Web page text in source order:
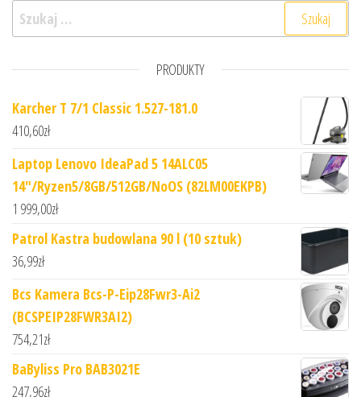
Szukaj:
PRODUKTY
Karcher T 7/1 Classic 1.527-181.0
410,60zł
Laptop Lenovo IdeaPad 5 14ALC05
14"/Ryzen5/8GB/512GB/NoOS (82LM00EKPB)
1 999,00zł
Patrol Kastra budowlana 90 l (10 sztuk)
36,99zł
Bcs Kamera Bcs-P-Eip28Fwr3-Ai2
(BCSPEIP28FWR3AI2)
754,21zł
BaByliss Pro BAB3021E
247,96zł